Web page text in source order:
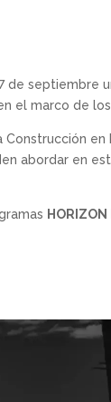
de septiembre
el marco de los
en
abordar en
HORIZON